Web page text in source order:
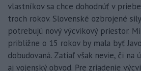
vlastníkov sa chce dohodnúť v
troch rokov. Slovenské ozbrojené
potrebujú nový výcvikový priestor.
približne o 15 rokov by mala byť
dobudovaná. Zatiaľ však nevie, či na
aj vojenský obvod. Pre zriadenie